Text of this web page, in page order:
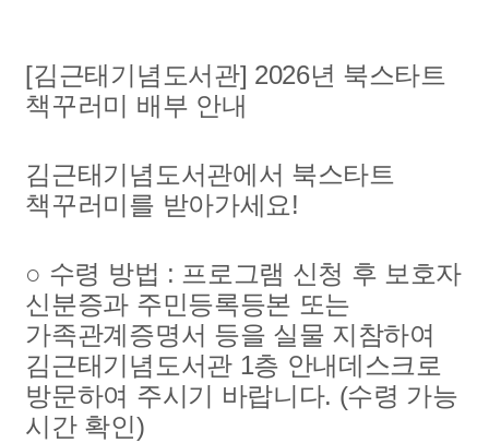
[김근태기념도서관] 2026년 북스타트
책꾸러미 배부 안내
김근태기념도서관에서 북스타트
책꾸러미를 받아가세요!
○ 수령 방법 : 프로그램 신청 후 보호자
신분증과 주민등록등본 또는
가족관계증명서 등을 실물 지참하여
김근태기념도서관 1층 안내데스크로
방문하여 주시기 바랍니다. (수령 가능
시간 확인)